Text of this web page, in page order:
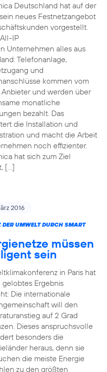
Deutschland hat auf der
neues Festnetzangebot
vorgestellt.
IP
Unternehmen alles aus
Telefonanlage,
und
kommen vom
und werden über
monatliche
bezahlt. Das
die Installation und
und macht die Arbeit
noch effizienter.
hat sich zum Ziel
[…]
2016
DER UMWELT DURCH SMART
müssen
sein
in Paris hat
gelobtes Ergebnis
Die internationale
will den
auf 2 Grad
Dieses anspruchsvolle
besonders die
heraus, denn sie
die meiste Energie
zu den größten